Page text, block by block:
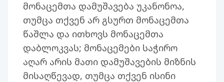
მონაცემთა დამუშავება უკანონოა,
თუმცა თქვენ არ გსურთ მონაცემთა
წაშლა და ითხოვს მონაცემთა
დაბლოკვას; მონაცემები საჭირო
აღარ არის მათი დამუშავების მიზნის
მისაღწევად, თუმცა თქვენ ისინი